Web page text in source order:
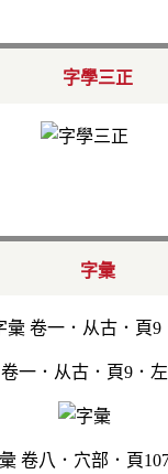
字學三正
字彙
卷一．从古．頁9．左